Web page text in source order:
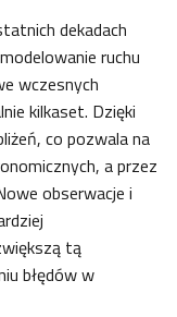
dekadach
ruchu
wczesnych
kilkaset. Dzięki
co pozwala na
a przez
obserwacje i
tą
błędów w